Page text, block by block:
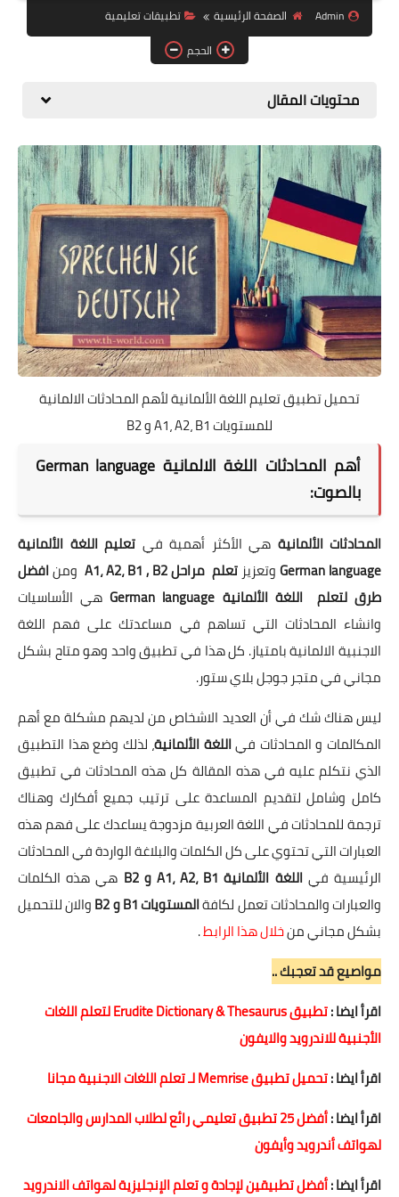
البلوجر
اخبار
Admin الصفحة الرئيسية
تطبيقات تعليمية
الحجم
محتويات المقال
تحميل تطبيق تعليم اللغة الألمانية لأهم المحادثات الالمانية
للمستويات A1، A2، B1 و B2
أهم المحادثات اللغة الالمانية German language
بالصوت:
المحادثات الألمانية هي الأكثر أهمية في تعليم اللغة الألمانية
German languageوتعزيز تعلم مراحل A1، A2، B1 , B2 ومنافضل
طرق لتعلم اللغة الألمانية German language
هي الأساسيات
وانشاء المحادثات التي تساهم في مساعدتك على فهم اللغة
الاجنبية الالمانية بامتياز. كل هذا في تطبيق واحد وهو متاح بشكل
مجاني في متجر جوجل بلاي ستور.
ليس هناك شك في أن العديد الاشخاص من لديهم مشكلة مع أهم
المكالمات و المحادثات فياللغة الألمانية، لذلك وضع هذا التطبيق
الذي نتكلم عليه في هذه المقالة كل هذه المحادثات في تطبيق
كامل وشامل لتقديم المساعدة على ترتيب جميع أفكارك وهناك
ترجمة للمحادثات في اللغة العربية مزدوجة يساعدك على فهم هذه
العبارات التي تحتوي على كل الكلمات والبلاغة الواردة في المحادثات
الرئيسية فياللغة الألمانية A1، A2، B1 و B2
هي هذه الكلمات
والعبارات والمحادثات تعمل لكافةالمستويات B1 و B2
والان للتحميل
بشكل مجاني منخلال هذا الرابط.
مواصيع قد تعجبك ..
اقرأ ايضا :
تطبيق Erudite Dictionary & Thesaurus لتعلم اللغات
الأجنبية للاندرويد والايفون
اقرأ ايضا :تحميل تطبيق Memrise لـ تعلم اللغات الاجنبية مجانا
اقرأ ايضا :
أفضل 25 تطبيق تعليمي رائع لطلاب المدارس والجامعات
لهواتف أندرويد وأيفون
اقرأ ايضا :أفضل تطبيقين لإجادة و تعلم الإنجليزية لهواتف الاندرويد